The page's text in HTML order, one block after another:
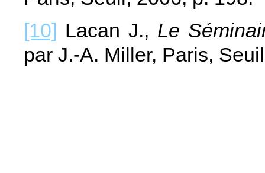
[10] Lacan J., Le
par J.-A. Miller, Paris,